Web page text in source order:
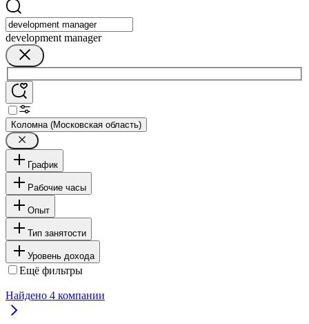
development manager
Коломна (Московская область)
График
Рабочие часы
Опыт
Тип занятости
Уровень дохода
Ещё фильтры
Найдено 4 компании